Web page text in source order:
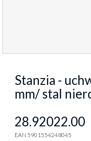
Stanzia -
mm/ stal
28.92022.00
EAN 5901554248045